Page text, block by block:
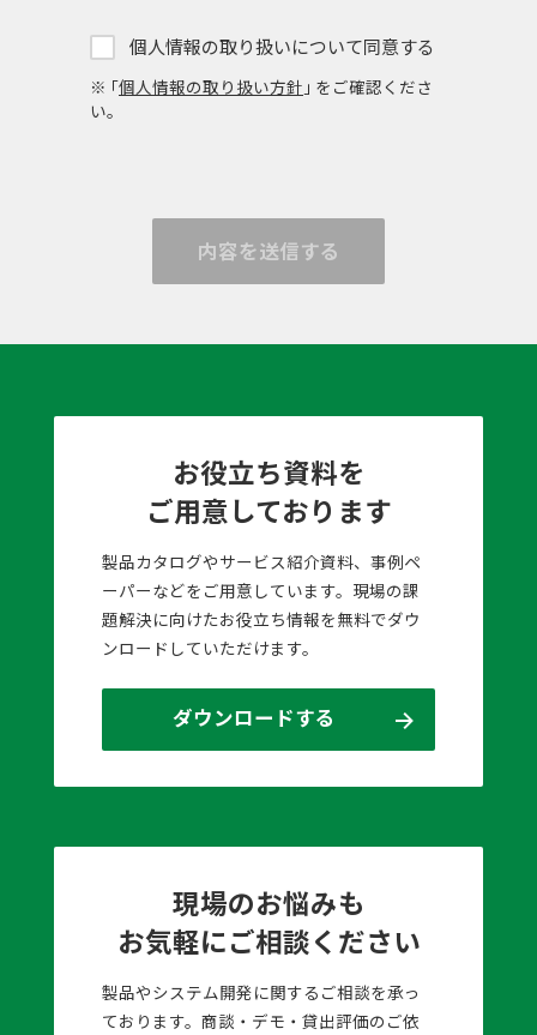
個人情報の取り扱いについて同意する
※ ｢個人情報の取り扱い方針 ｣ をご確認くださ
い。
内容を送信する
お役立ち資料を
ご用意しております
製品カタログやサービス紹介資料、事例ペ
ーパーなどをご用意しています。現場の課
題解決に向けたお役立ち情報を無料でダウ
ンロードしていただけます。
ダウンロードする
現場のお悩みも
お気軽にご相談ください
製品やシステム開発に関するご相談を承っ
ております。商談・デモ・貸出評価のご依